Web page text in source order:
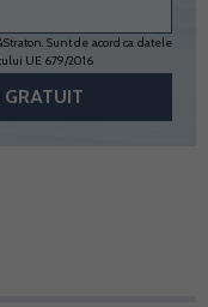
Sunt de acord ca datele
UE 679/2016